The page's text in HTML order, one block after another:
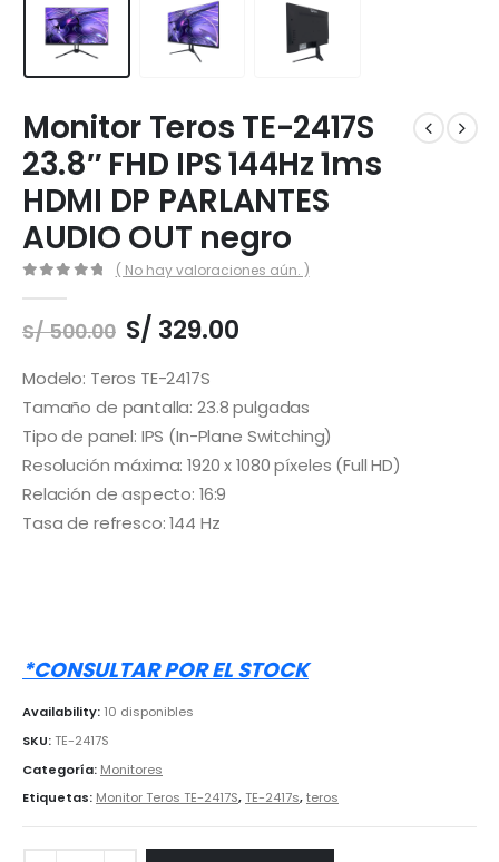
Monitor Teros TE-2417S
23.8″ FHD IPS 144Hz 1ms
HDMI DP PARLANTES
AUDIO OUT negro
( No hay valoraciones aún. )
S/500.00 El
precio
original
era:
S/ 500.00.
S/ 329.00El
es:
S/ 329.00.
Modelo: Teros TE-2417S
Tamaño de pantalla: 23.8 pulgadas
Tipo de panel: IPS (In-Plane Switching)
Resolución máxima: 1920 x 1080 píxeles (Full HD)
Relación de aspecto: 16:9
Tasa de refresco: 144 Hz
*CONSULTAR POR EL STOCK
Availability: 10 disponibles
SKU:TE-2417S
Categoría: Monitores
Etiquetas: Monitor Teros TE-2417S,TE-2417s,teros